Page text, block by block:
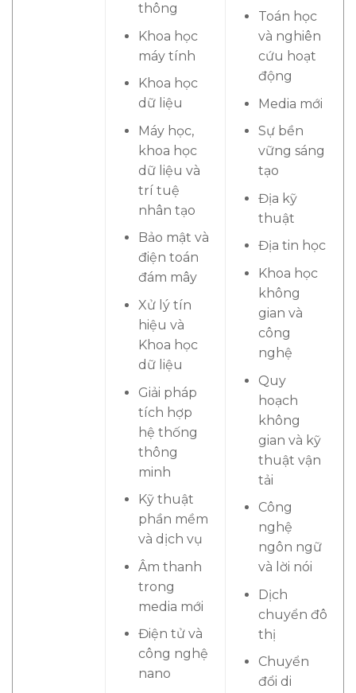
thông
Khoa học
máy tính
Khoa học
dữ liệu
Máy học,
khoa học
dữ liệu và
trí tuệ
nhân tạo
Bảo mật và
điện toán
đám mây
Xử lý tín
hiệu và
Khoa học
dữ liệu
Giải pháp
tích hợp
hệ thống
thông
minh
Kỹ thuật
phần mềm
và dịch vụ
Âm thanh
trong
media mới
Điện tử và
công nghệ
nano
Toán học
và nghiên
cứu hoạt
động
Media mới
Sự bền
vững sáng
tạo
Địa kỹ
thuật
Địa tin học
Khoa học
không
gian và
công
nghệ
Quy
hoạch
không
gian và kỹ
thuật vận
tải
Công
nghệ
ngôn ngữ
và lời nói
Dịch
chuyển đô
thị
Chuyển
đổi di